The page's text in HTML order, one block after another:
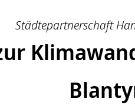
Städtepartnerschaft